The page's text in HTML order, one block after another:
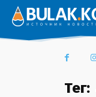
Тег: